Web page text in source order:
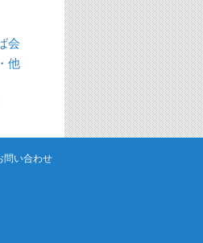
会
他
問い合わせ